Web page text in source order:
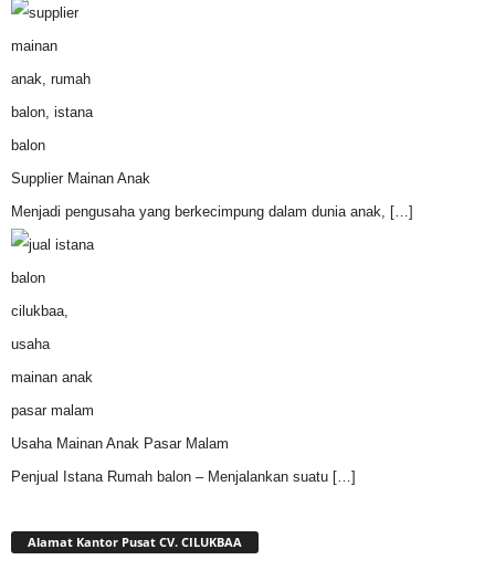
Supplier Mainan Anak
Menjadi pengusaha yang berkecimpung dalam dunia anak,
[…]
Usaha Mainan Anak Pasar Malam
Penjual Istana Rumah balon – Menjalankan suatu […]
Alamat Kantor Pusat CV. CILUKBAA